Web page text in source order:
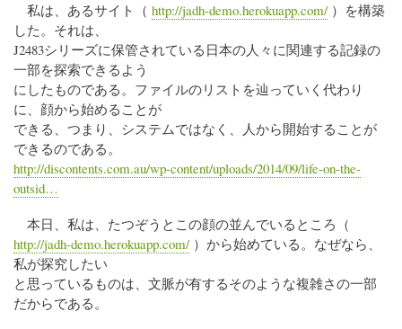
私は、あるサイト（ http://jadh-demo.herokuapp.com/）を構築
した。それは、
J2483シリーズに保管されている日本の人々に関連する記録の
一部を探索できるよう
にしたものである。ファイルのリストを辿っていく代わり
に、顔から始めることが
できる、つまり、システムではなく、人から開始することが
できるのである。
http://discontents.com.au/wp-content/uploads/2014/09/life-on-the-
outsid…
本日、私は、たつぞうとこの顔の並んでいるところ（
http://jadh-demo.herokuapp.com/）から始めている。なぜなら、
私が探究したい
と思っているものは、文脈が有するそのような複雑さの一部
だからである。